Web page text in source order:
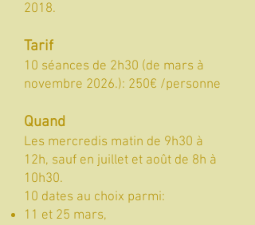
2018.
Tarif
10 séances de 2h30 (de mars à
novembre 2026.): 250€ /personne
Quand
Les mercredis matin de 9h30 à
12h, sauf en juillet et août de 8h à
10h30.
10 dates au choix parmi:
11 et 25 mars,